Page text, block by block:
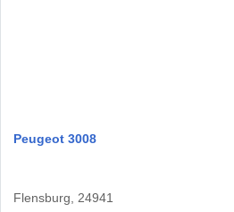
Peugeot 3008
Flensburg, 24941